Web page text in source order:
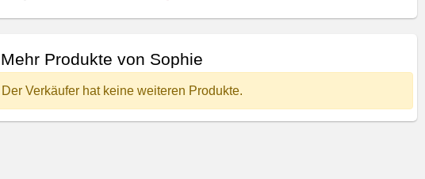
Mehr Produkte von Sophie
Der Verkäufer hat keine weiteren Produkte.